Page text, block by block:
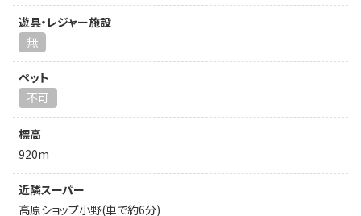
遊具・レジャー施設
無
ペット
不可
標高
920m
近隣スーパー
高原ショップ小野(車で約6分)